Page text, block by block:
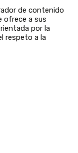
de contenido
ofrece a sus
por la
respeto a la